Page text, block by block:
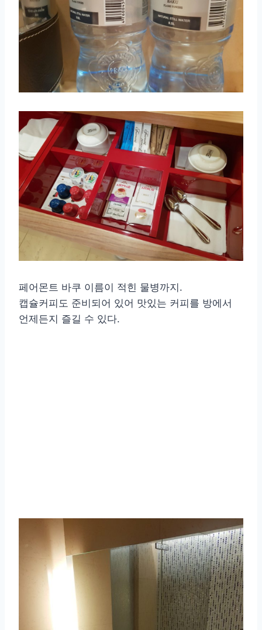
페어몬트 바쿠 이름이 적힌 물병까지.
캡슐커피도 준비되어 있어 맛있는 커피를 방에서
언제든지 즐길 수 있다.